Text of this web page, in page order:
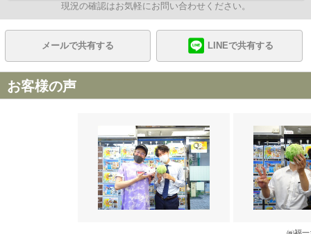
現況の確認はお気軽にお問い合わせください。
メールで共有する LINEで共有する
お客様の声